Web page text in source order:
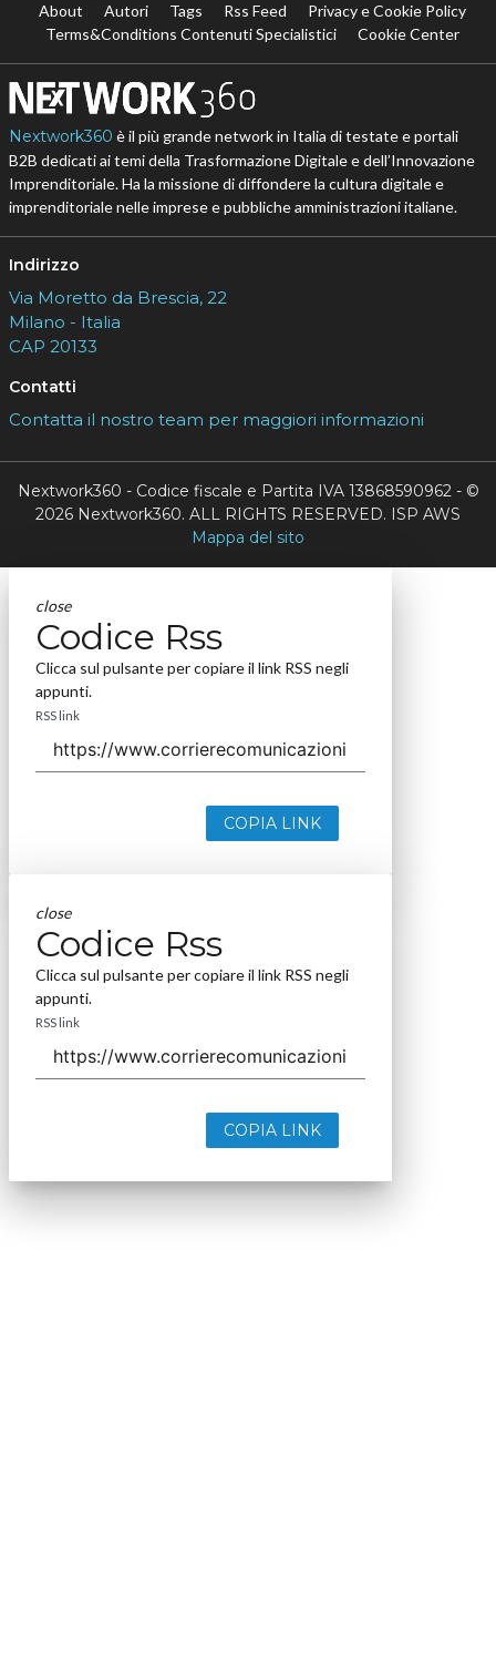
About Autori Tags Rss Feed
Privacy e Cookie Policy
Terms&Conditions Contenuti Specialistici
Cookie Center
Nextwork360 è il più grande network in Italia di testate e portali
B2B dedicati ai temi della Trasformazione Digitale e dell’Innovazione
Imprenditoriale. Ha la missione di diffondere la cultura digitale e
imprenditoriale nelle imprese e pubbliche amministrazioni italiane.
Indirizzo
Via Moretto da Brescia, 22
Milano - Italia
CAP 20133
Contatti
Contatta il nostro team per maggiori informazioni
Nextwork360 - Codice fiscale e Partita IVA 13868590962 - ©
2026 Nextwork360. ALL RIGHTS RESERVED. ISP AWS
Mappa del sito
close
Codice Rss
Clicca sul pulsante per copiare il link RSS negli
appunti.
RSS link
COPIA LINK
close
Codice Rss
Clicca sul pulsante per copiare il link RSS negli
appunti.
RSS link
COPIA LINK